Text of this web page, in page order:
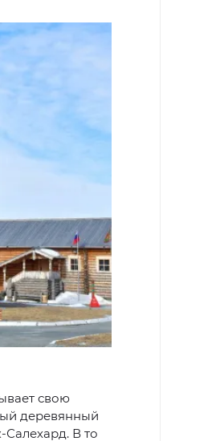
свою
деревянный
Салехард. В то